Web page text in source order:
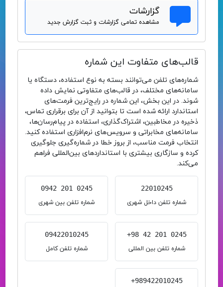
گزارشات
مشاهده تمامی گزارشات و ثبت گزارش جدید
قالب‌های متفاوت این شماره
شماره‌های تلفن می‌توانند بسته به نوع استفاده، دستگاه یا
سامانه‌های مختلف، در قالب‌های متفاوتی نمایش داده
شوند. در این بخش، این شماره در رایج‌ترین فرمت‌های
استاندارد ارائه شده است تا بتوانید از آن برای برقراری تماس،
ذخیره در مخاطبین، اشتراک‌گذاری، استفاده در پیام‌رسان‌ها،
سامانه‌های مخابراتی و سرویس‌های نرم‌افزاری استفاده کنید.
انتخاب فرمت مناسب، از بروز خطا در شماره‌گیری جلوگیری
کرده و سازگاری بیشتری با استانداردهای بین‌المللی فراهم
می‌کند.
22010245
شماره تلفن داخل شهری
0942 201 0245
شماره تلفن بین شهری
+98 42 201 0245
شماره تلفن بین المللی
09422010245
شماره تلفن کامل
+989422010245